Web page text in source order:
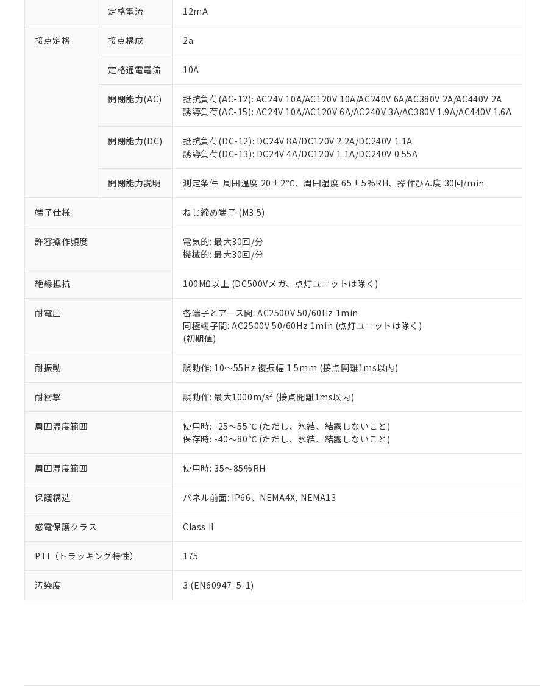
定格電流 12mA
接点定格 接点構成 2a
定格通電電流 10A
開閉能力(AC)
抵抗負荷(AC-12): AC24V 10A/AC120V 10A/AC240V 6A/AC380V 2A/AC440V 2A
誘導負荷(AC-15): AC24V 10A/AC120V 6A/AC240V 3A/AC380V 1.9A/AC440V 1.6A
開閉能力(DC)
抵抗負荷(DC-12): DC24V 8A/DC120V 2.2A/DC240V 1.1A
誘導負荷(DC-13): DC24V 4A/DC120V 1.1A/DC240V 0.55A
開閉能力説明 測定条件: 周囲温度 20±2℃、周囲湿度 65±5%RH、操作ひん度 30回/min
端子仕様 ねじ締め端子 (M3.5)
許容操作頻度
電気的: 最大30回/分
機械的: 最大30回/分
絶縁抵抗 100MΩ以上 (DC500Vメガ、点灯ユニットは除く)
耐電圧
各端子とアース間: AC2500V 50/60Hz 1min
同極端子間: AC2500V 50/60Hz 1min (点灯ユニットは除く)
(初期値)
耐振動 誤動作: 10～55Hz 複振幅 1.5mm (接点開離1ms以内)
耐衝撃 誤動作: 最大1000m/s2 (接点開離1ms以内)
周囲温度範囲
使用時: -25～55℃ (ただし、氷結、結露しないこと)
保存時: -40～80℃ (ただし、氷結、結露しないこと)
周囲湿度範囲 使用時: 35～85%RH
保護構造 パネル前面: IP66、NEMA4X, NEMA13
感電保護クラス Class II
PTI（トラッキング特性） 175
汚染度 3 (EN60947-5-1)
い。
正式な納期状況および標準価格はお客様のお取引先、またはお客様担当のオムロ
当社販売員にご相談ください。
オムロン制御機器販売店や当社販売拠点は「販売ネットワーク
」をご確認くだ
在庫状況および標準価格結果を当社の事前の承諾なく第三者に漏洩または開示し
す。
マイパーツ機能（部品リスト作成サービス）をご利用いただくには、I-Webメン
お客様が当ウェブサイト上で当社にご登録された部品リストについて、当社およ
が、当社の製品・サービスに関するお客様との取引・商談に必要な範囲で利用す
さい。
※当社の共同利用者とは、"個人情報の共同利用に関して"
の「1.共同利用者の
いる法人を指します。
但し、RoHS指令で産業用監視および制御機器に対する適用除外項目は除く。
※2 対応予定月
部品在庫の切り替え状況などにより、予定月が前後することがあります。
※3 非含有証明書ダウンロード
下記の非含有証明書をダウンロードすることができます。
EU RoHS指令（10物質）の非含有証明書
51物質の非含有証明書（当社基準）
※本証明書は発行日時点で非含有を証明するもので、過去に遡って非含有を証明する
また、RoHS指令のフタル酸エステル類４物質の対応では、対応完了までの期間は出
混在することから備考欄に対応日を記載しておりました。
り割愛しております。
「○」：最大均質材料含有率が中国RoHSの基準値以下であることを示します。
「×」：最大均質材料含有率が中国RoHSの基準値を超えていることを示します。
*中国RoHS10物質の基準値 (GB/T26572)：
Pb(鉛) :1000ppm、 Hg(水銀) : 1000ppm、 Cd(カドミウム) : 100ppm、
Cr(Ⅵ)(六価クロム) : 1000ppm、 PBBs(ポリ臭化ビフェニル類) : 1000ppm、 PBDEs(ポリ臭化ジフェニルエー
DBP(フタル酸ジブチル) : 1000ppm、 DIBP(フタル酸ジイソブチル) : 1000ppm、 BBP(フタル酸ブチルベンジル
DEHP(フタル酸ビス(2-エチルヘキシル)) : 1000ppm
※2 環境保護使用期限
「ｅ」：有害物質（10物質）のすべてが基準値以下であることを示します。
「10」：通常の使用状況下において有害物質が外部に漏えいし、環境に深刻な影響を
味します。
当社は、これら貴社製品のうち、外国為替および外国貿易法に定める商品（以下
当社は貴社製品を、核兵器、ミサイル、化学兵器、生物兵器またはその他武器並
置等に一切使用いたしません。
当社は、貴社製品を第三者に販売する場合は、上記1、2および3の内容を当該第
また当社は、販売先および販売に係わる関係者が違法に輸出するおそれがある場
たしません。
号
○ 一定数以上の在庫あり
△ 一定数には満たないが在庫あり
－
在庫なし(最新の在庫状況については、お客様のお取引先、またはお客様担
機器販売店・当社販売員にご確認ください)
空
白
受注生産機種、また在庫状況の情報を公開していない機種